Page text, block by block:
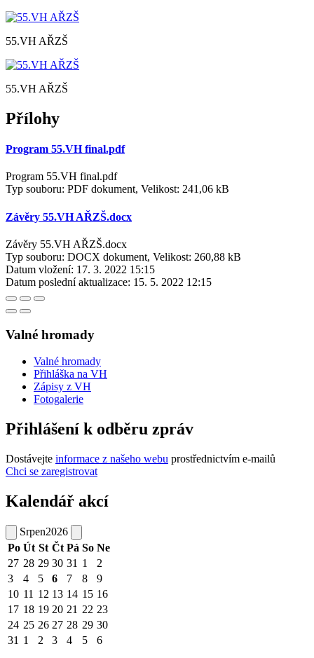
55.VH AŘZŠ
55.VH AŘZŠ
Přílohy
Program 55.VH final.pdf
Program 55.VH final.pdf
Typ souboru: PDF dokument, Velikost: 241,06 kB
Závěry 55.VH AŘZŠ.docx
Závěry 55.VH AŘZŠ.docx
Typ souboru: DOCX dokument, Velikost: 260,88 kB
Datum vložení: 17. 3. 2022 15:15
Datum poslední aktualizace: 15. 5. 2022 12:15
Valné hromady
Valné hromady
Přihláška na VH
Zápisy z VH
Fotogalerie
Přihlášení k odběru zpráv
Dostávejte informace z našeho webu prostřednictvím e-mailů
Chci se zaregistrovat
Kalendář akcí
Srpen2026
Po Út St Čt Pá So Ne
27 28 29 30 31 1
2
3
4 5 6 7 8
9
10 11 12 13 14 15 16
17 18 19 20 21 22 23
24 25 26 27 28 29 30
31 1 2 3 4 5 6